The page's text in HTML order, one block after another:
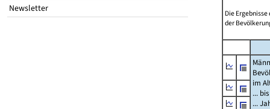
Newsletter
Die
der
im
...
...